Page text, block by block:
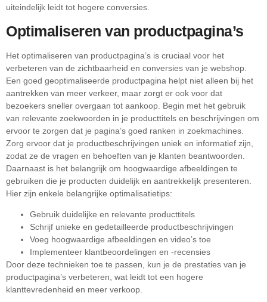
uiteindelijk leidt tot hogere conversies.
Optimaliseren van productpagina’s
Het optimaliseren van productpagina’s is cruciaal voor het
verbeteren van de zichtbaarheid en conversies van je webshop.
Een goed geoptimaliseerde productpagina helpt niet alleen bij het
aantrekken van meer verkeer, maar zorgt er ook voor dat
bezoekers sneller overgaan tot aankoop. Begin met het gebruik
van relevante zoekwoorden in je producttitels en beschrijvingen om
ervoor te zorgen dat je pagina’s goed ranken in zoekmachines.
Zorg ervoor dat je productbeschrijvingen uniek en informatief zijn,
zodat ze de vragen en behoeften van je klanten beantwoorden.
Daarnaast is het belangrijk om hoogwaardige afbeeldingen te
gebruiken die je producten duidelijk en aantrekkelijk presenteren.
Hier zijn enkele belangrijke optimalisatietips:
Gebruik duidelijke en relevante producttitels
Schrijf unieke en gedetailleerde productbeschrijvingen
Voeg hoogwaardige afbeeldingen en video’s toe
Implementeer klantbeoordelingen en -recensies
Door deze technieken toe te passen, kun je de prestaties van je
productpagina’s verbeteren, wat leidt tot een hogere
klanttevredenheid en meer verkoop.